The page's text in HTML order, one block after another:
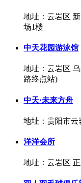
地址：云岩区
场1楼
中天花园游泳馆
地址：云岩区
路终点站)
中天·未来方舟
地址：贵阳市云
洋洋会所
地址：云岩区